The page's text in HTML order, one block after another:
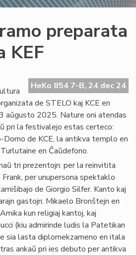
preparata
KEF
HeKo 854 7-B, 24 dec 24
de STELO kaj KCE en
aŭgusto 2025. Nature oni atendas
pri la festivalejo estas certeco:
de KCE, la antikva templo en
en Ĉaŭdefono.
tri prezentojn: per la reinvitita
per unupersona spektaklo
de Giorgio Silfer. Kanto kaj
gastojn: Mikaelo Bronŝtejn en
kun religiaj kantoj, kaj
(kiu admirinde ludis la Patetikan
sia lasta diplomekzameno en itala
ankaŭ pri ies debuto per antikva